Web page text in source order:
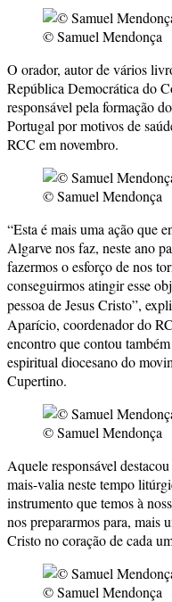
© Samuel Mendonça
O orador, autor de vários
República Democrática do
responsável pela formação
Portugal por motivos de
RCC em novembro.
© Samuel Mendonça
“Esta é mais uma ação que
Algarve nos faz, neste ano
fazermos o esforço de nos
conseguirmos atingir esse
pessoa de Jesus Cristo”,
Aparício, coordenador do
encontro que contou
espiritual diocesano do
Cupertino.
© Samuel Mendonça
Aquele responsável
mais-valia neste tempo
instrumento que temos à
nos prepararmos para, mais
Cristo no coração de cada
© Samuel Mendonça